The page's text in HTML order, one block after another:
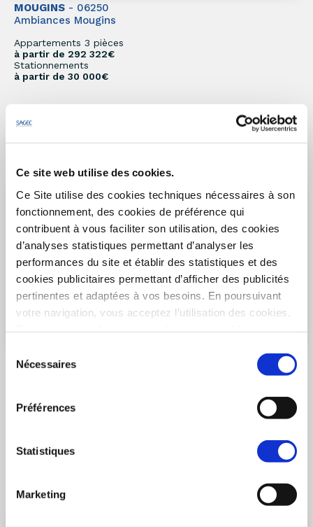
Ce site web utilise des cookies.
Ce Site utilise des cookies techniques nécessaires à son
fonctionnement, des cookies de préférence qui
contribuent à vous faciliter son utilisation, des cookies
d’analyses statistiques permettant d’analyser les
performances du site et établir des statistiques et des
cookies publicitaires permettant d’afficher des publicités
pertinentes et adaptées à vos besoins. En poursuivant
votre navigation, vous acceptez l’utilisation des cookies.
Nécessaires
Préférences
Statistiques
Marketing
MOUGINS - 06250
Ambiances Mougins
Appartements 3 pièces
à partir de 292 322€
Stationnements
à partir de 30 000€
BIDART- 64210
à partir de 335 000€